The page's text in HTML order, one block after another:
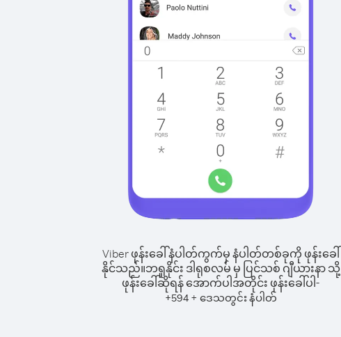
Viber ဖုန်းခေါ်နံပါတ်ကွက်မှ နံပါတ်တစ်ခုကို ဖုန်းခေါ်
နိုင်သည်။ဘရူနိုင်း ဒါရုစလမ် မှ ပြင်သစ် ဂျီယားနာ သို့
ဖုန်းခေါ်ဆိုရန် အောက်ပါအတိုင်း ဖုန်းခေါ်ပါ-
+594+ ဒေသတွင်း နံပါတ်